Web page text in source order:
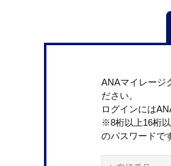
ANAマイレージ
ださい。
ログインには
※8桁以上16桁
のパスワードで